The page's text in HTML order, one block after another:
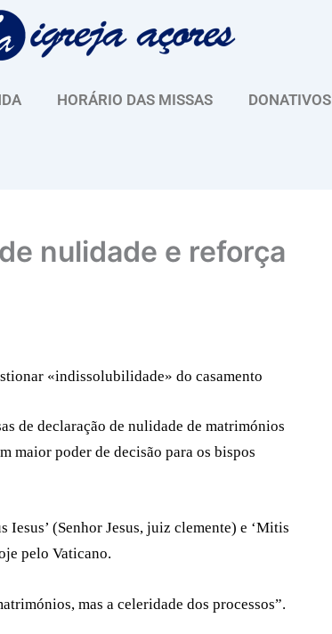
HORÁRIO DAS MISSAS DONATIVOS
nulidade e reforça
«indissolubilidade» do casamento
de declaração de nulidade de matrimónios
maior poder de decisão para os bispos
(Senhor Jesus, juiz clemente) e ‘Mitis
pelo Vaticano.
mas a celeridade dos processos”.